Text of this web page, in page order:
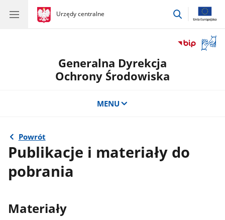
gov.pl
Urzędy centralne
gov.pl
Urzędy
przejdź
okno
Generalna Dyrekcja
Ochrony Środowiska
MENU
Powrót
Publikacje i materiały do
pobrania
Materiały